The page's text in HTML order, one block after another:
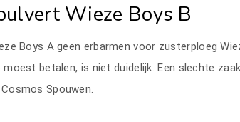
Wieze Boys B
Boys A geen erbarmen voor zusterploeg
betalen, is niet duidelijk. Een slechte
Spouwen.